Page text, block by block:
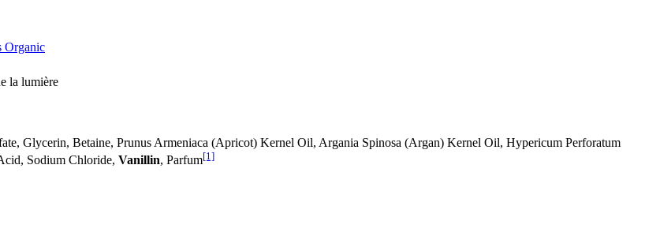
Organic
la lumière
Glycerin, Betaine, Prunus Armeniaca (Apricot) Kernel Oil, Argania Spinosa (Argan) Kernel Oil, Hypericum Perforatum
Sodium Chloride, Vanillin, Parfum[1]